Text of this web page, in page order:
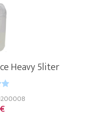
Heavy 5liter